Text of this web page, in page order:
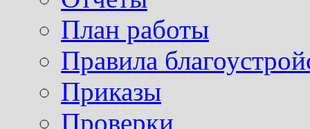
План работы
Правила
Приказы
Проверки